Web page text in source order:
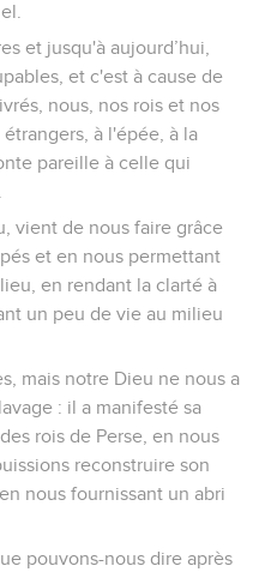
et jusqu'à aujourd’hui,
et c'est à cause de
nous, nos rois et nos
à l'épée, à la
pareille à celle qui
vient de nous faire grâce
et en nous permettant
en rendant la clarté à
un peu de vie au milieu
mais notre Dieu ne nous a
: il a manifesté sa
rois de Perse, en nous
reconstruire son
nous fournissant un abri
pouvons-nous dire après